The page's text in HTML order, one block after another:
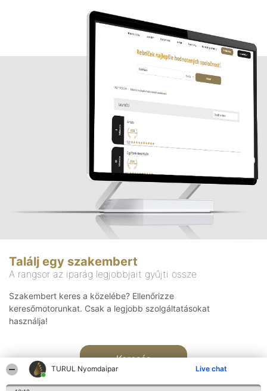
TURUL Nyomdaipar Live chat
Találj egy szakembert
A rangsor az iparág legjobbjait gyűjti össze
Szakembert keres a közelébe? Ellenőrizze
keresőmotorunkat. Csak a legjobb szolgáltatásokat
használja!
Keresés